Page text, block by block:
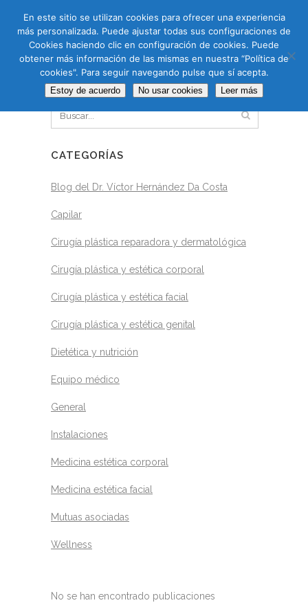
CAT ENG
BUSCAR
CATEGORÍAS
Blog del Dr. Víctor Hernández Da Costa
Capilar
Cirugía plástica reparadora y dermatológica
Cirugía plástica y estética corporal
Cirugía plástica y estética facial
Cirugía plástica y estética genital
Dietética y nutrición
Equipo médico
General
Instalaciones
Medicina estética corporal
Medicina estética facial
Mutuas asociadas
Wellness
No se han encontrado publicaciones
En este sitio se utilizan cookies para ofrecer una experiencia
más personalizada. Puede ajustar todas sus configuraciones de
Cookies haciendo clic en configuración de cookies. Puede
obtener más información de las mismas en nuestra “Política de
cookies". Para seguir navegando pulse que sí acepta.
Estoy de acuerdo No usar cookies Leer más